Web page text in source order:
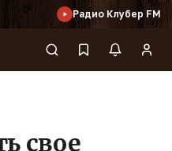
Радио Клубер FM
свое